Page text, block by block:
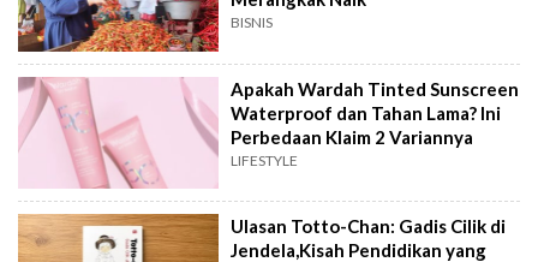
BISNIS
Apakah Wardah Tinted Sunscreen
Waterproof dan Tahan Lama? Ini
Perbedaan Klaim 2 Variannya
LIFESTYLE
Ulasan Totto-Chan: Gadis Cilik di
Jendela,Kisah Pendidikan yang